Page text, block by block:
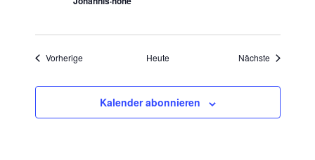
VorherigeVeranstaltungen Heute Nächste
Kalender abonnieren